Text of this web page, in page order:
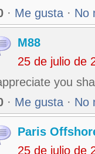
· Me gusta · No
M88
25 de julio de
you
· Me gusta · No
Paris
25 de julio de